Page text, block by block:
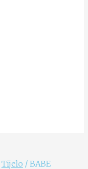
Tijelo / BABE